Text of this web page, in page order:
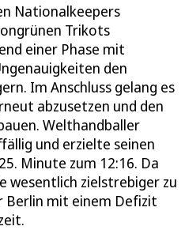
Nationalkeepers
Trikots
einer Phase mit
den
Im Anschluss gelang es
abzusetzen und den
Welthandballer
und erzielte seinen
Minute zum 12:16. Da
wesentlich zielstrebiger zu
Berlin mit einem Defizit